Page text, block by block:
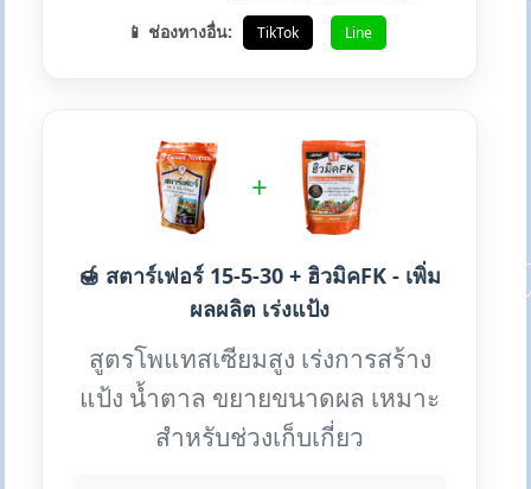
📱 ช่องทางอื่น: TikTok Line
+
🍯 สตาร์เฟอร์ 15-5-30 + ฮิวมิคFK - เพิ่ม
ผลผลิต เร่งแป้ง
สูตรโพแทสเซียมสูง เร่งการสร้าง
แป้ง น้ำตาล ขยายขนาดผล เหมาะ
สำหรับช่วงเก็บเกี่ยว